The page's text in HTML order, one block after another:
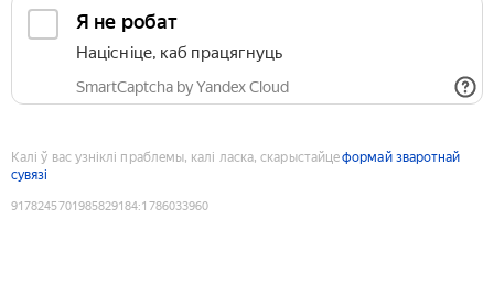
Я не робат
Націсніце, каб працягнуць
SmartCaptcha by Yandex Cloud
Калі ў вас узніклі праблемы, калі ласка, скарыстайцеформай зваротнай
сувязі
9178245701985829184:1786033960